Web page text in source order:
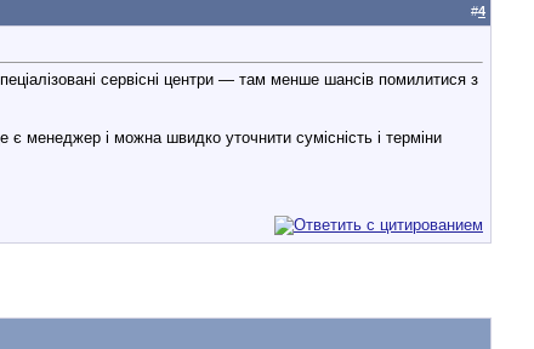
#4
сервісні центри — там менше шансів помилитися з
менеджер і можна швидко уточнити сумісність і терміни